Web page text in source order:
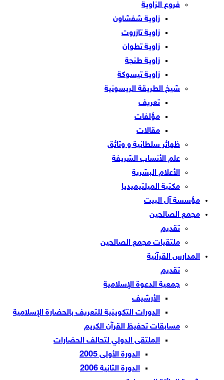
فروع الزاوية
زاوية شفشاون
زاوية تازروت
زاوية تطوان
زاوية طنجة
زاوية تيسوكة
شيخ الطريقة الريسونية
تعريف
مؤلفات
مقالات
ظهائر سلطانية و وثائق
علم الأنساب الشريفة
الأعلام البشرية
مكتبة الميلتيميديا
مؤسسة آل البيت
مجمع الصالحين
تقديم
ملتقيات مجمع الصالحين
المدارس القرآنية
تقديم
جمعية الدعوة الإسلامية
الأرشيف
الدورات التكوينية للتعريف بالحضارة الإسلامية
مسابقات تحفيظ القرآن الكريم
الملتقى الدولي لتحالف الحضارات
الدورة الأولى 2005
الدورة الثانية 2006